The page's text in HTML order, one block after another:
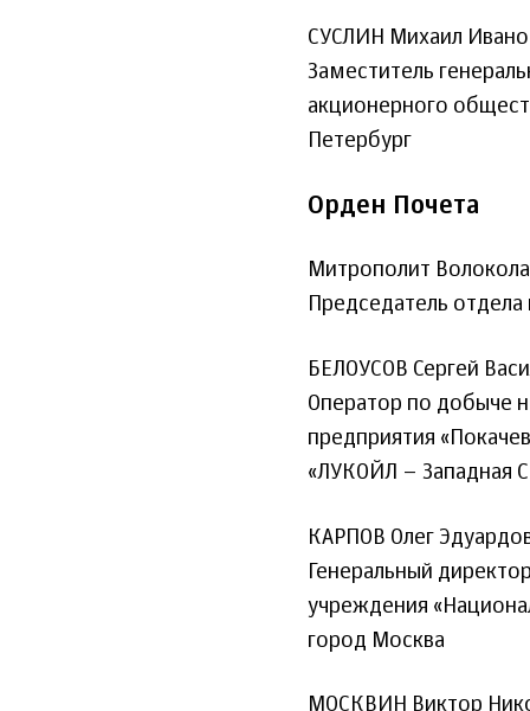
СУСЛИН Михаил
Заместитель
акционерного
Петербург
Орден Почета
Митрополит
Председатель
БЕЛОУСОВ Сергей
Оператор по добыче
предприятия
«ЛУКОЙЛ – Западная
КАРПОВ Олег
Генеральный
учреждения
город Москва
МОСКВИН Виктор